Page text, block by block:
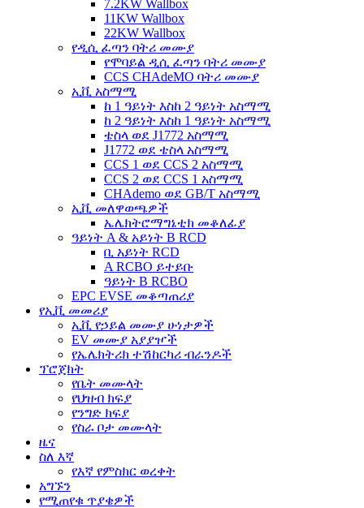
7.2KW Wallbox
11KW Wallbox
22KW Wallbox
የዲሲ ፈጣን ባትሪ መሙያ
የሞባይል ዲሲ ፈጣን ባትሪ መሙያ
CCS CHAdeMO ባትሪ መሙያ
ኢቪ አስማሚ
ከ 1 ዓይነት እስከ 2 ዓይነት አስማሚ
ከ 2 ዓይነት እስከ 1 ዓይነት አስማሚ
ቴስላ ወደ J1772 አስማሚ
J1772 ወደ ቴስላ አስማሚ
CCS 1 ወደ CCS 2 አስማሚ
CCS 2 ወደ CCS 1 አስማሚ
CHAdemo ወደ GB/T አስማሚ
ኢቪ መለዋወጫዎች
ኤሌክትሮማግኔቲክ መቆለፊያ
ዓይነት A & አይነት B RCD
ቢ አይነት RCD
A RCBO ይተይቡ
ዓይነት B RCBO
EPC EVSE መቆጣጠሪያ
የኢቪ መመሪያ
ኢቪ የኃይል መሙያ ሁነታዎች
EV መሙያ አያያዦች
የኤሌክትሪክ ተሽከርካሪ ብራንዶች
ፕሮጀክት
የቤት መሙላት
የህዝብ ክፍያ
የንግድ ክፍያ
የስራ ቦታ መሙላት
ዜና
ስለ እኛ
የእኛ የምስክር ወረቀት
አግኙን
የሚጠየቁ ጥያቄዎች